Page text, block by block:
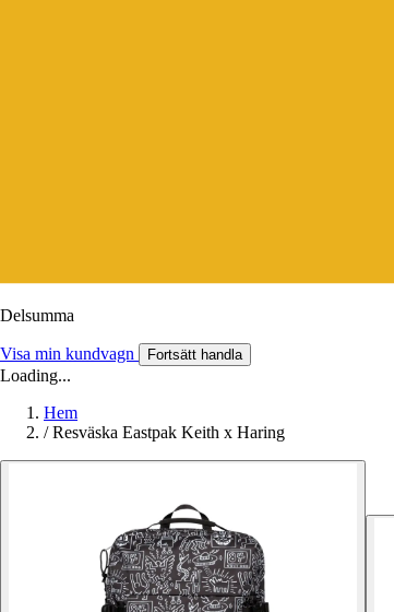
Delsumma
Visa min kundvagn Fortsätt handla
Loading...
Hem
/ Resväska Eastpak Keith x Haring